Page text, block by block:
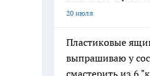
20 июля
Пластиковые
выпрашиваю у
смастерить из 6